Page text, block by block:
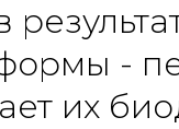
-
их